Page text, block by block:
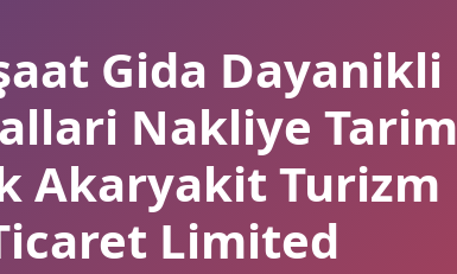
Gida Dayanikli
Nakliye Tarim
Akaryakit Turizm
Limited